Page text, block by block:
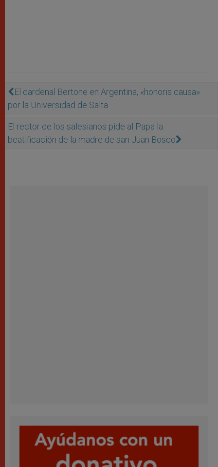
El cardenal Bertone en Argentina, «honoris causa»
por la Universidad de Salta
El rector de los salesianos pide al Papa la
beatificación de la madre de san Juan Bosco